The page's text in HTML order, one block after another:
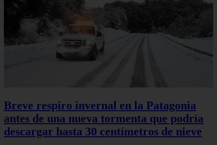
Breve respiro invernal en la Patagonia
antes de una nueva tormenta que podría
descargar hasta 30 centímetros de nieve